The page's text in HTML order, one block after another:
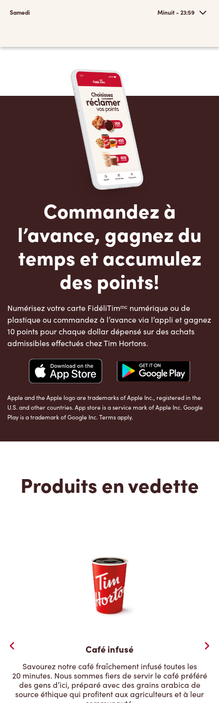
Samedi Minuit - 23:59
Commandez à
l’avance, gagnez du
temps et accumulez
des points!
Numérisez votre carte FidéliTimᵐᶜ numérique ou de
plastique ou commandez à l’avance via l’appli et gagnez
10 points pour chaque dollar dépensé sur des achats
admissibles effectués chez Tim Hortons.
Apple and the Apple logo are trademarks of Apple Inc., registered in the
U.S. and other countries. App store is a service mark of Apple Inc. Google
Play is a trademark of Google Inc. Terms apply.
Produits en vedette
Café infusé
Savourez notre café fraîchement infusé toutes les
20 minutes. Nous sommes fiers de servir le café préféré
des gens d’ici, préparé avec des grains arabica de
source éthique qui profitent aux agriculteurs et à leur